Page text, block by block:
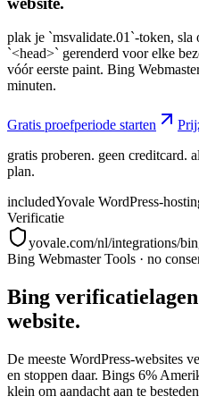
plak je `msvalidate.01`-token, sla
`<head>` gerenderd voor elke
vóór eerste paint. Bing
minuten.
Gratis proefperiode starten
gratis proberen. geen creditcard.
plan.
includedYovale WordPress-
Verificatie
yovale.com/nl/integrations/
Bing Webmaster Tools · no
Bing
website.
De meeste WordPress-websites
en stoppen daar. Bings 6%
klein om aandacht aan te